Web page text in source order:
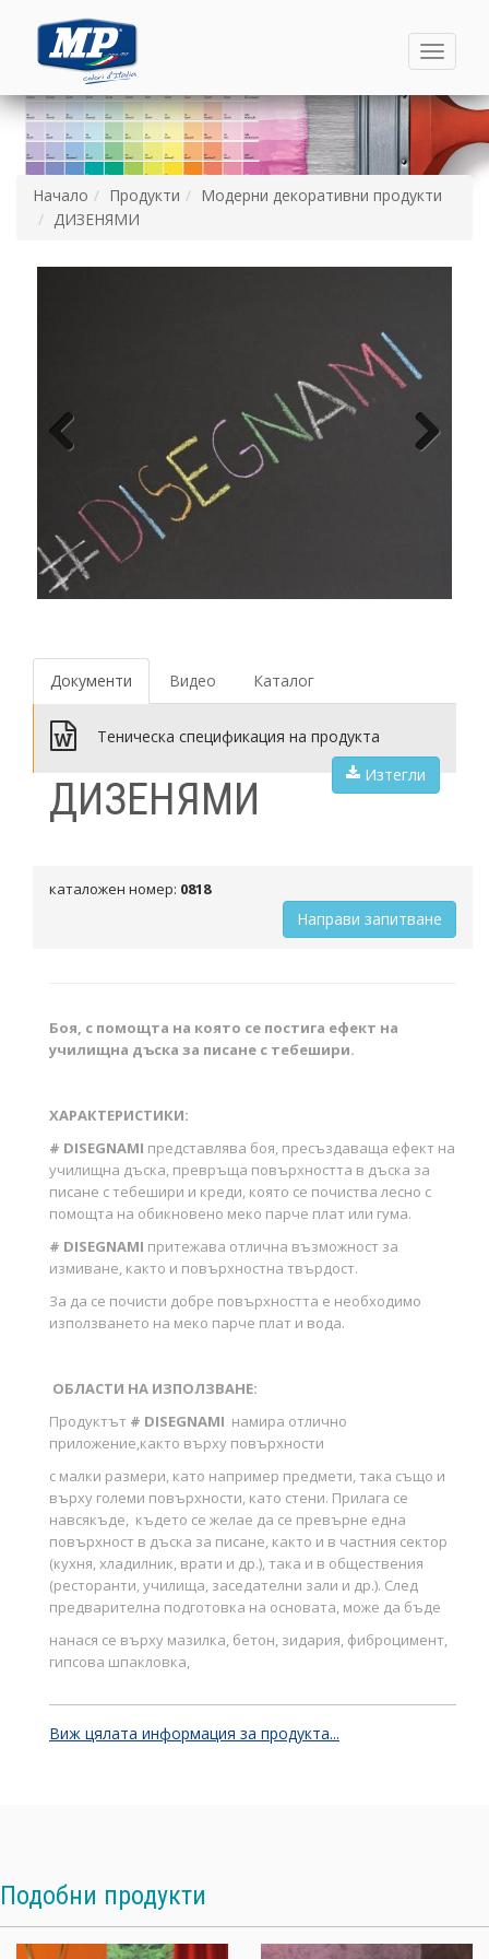
Toggle
Начало Продукти
Модерни декоративни продукти
ДИЗЕНЯМИ
Документи Видео Каталог
Теническа спецификация на продукта
Изтегли
ДИЗЕНЯМИ
каталожен номер: 0818
Направи запитване
Боя, с помощта на която се постига ефект на
училищна дъска за писане с тебешири.
ХАРАКТЕРИСТИКИ:
# DISEGNAMI представлява боя, пресъздаваща ефект на
училищна дъска, превръща повърхността в дъска за
писане с тебешири и креди, която се почиства лесно с
помощта на обикновено меко парче плат или гума.
# DISEGNAMI притежава отлична възможност за
измиване, както и повърхностна твърдост.
За да се почисти добре повърхността е необходимо
използването на меко парче плат и вода.
ОБЛАСТИ НА ИЗПОЛЗВАНЕ:
Продуктът # DISEGNAMI намира отлично
приложение,както върху повърхности
с малки размери, като например предмети, така също и
върху големи повърхности, като стени. Прилага се
навсякъде, където се желае да се превърне една
повърхност в дъска за писане, както и в частния сектор
(кухня, хладилник, врати и др.), така и в обществения
(ресторанти, училища, заседателни зали и др.). След
предварителна подготовка на основата, може да бъде
нанася се върху мазилка, бетон, зидария, фиброцимент,
гипсова шпакловка,
ВЪРХУ СТЕННИ ОСНОВИ
повърхността,
Виж цялата информация за продукта...
Подобни продукти